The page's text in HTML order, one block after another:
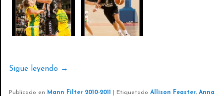
Sigue leyendo →
Publicado en Mann Filter 2010-2011 Etiquetado Allison Feaster,Anna